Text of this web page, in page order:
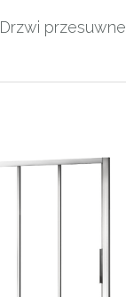
Drzwi przesuwne